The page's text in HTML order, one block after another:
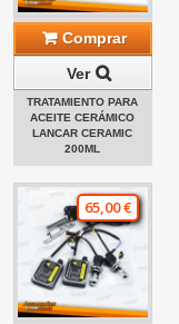
Comprar
Ver
TRATAMIENTO PARA
ACEITE CERÁMICO
LANCAR CERAMIC
200ML
65,00 €